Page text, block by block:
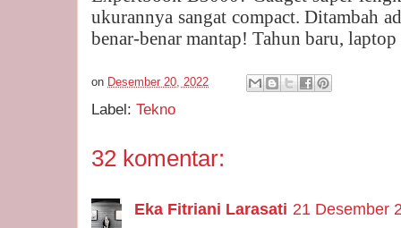
ukurannya sangat compact. Ditambah
benar-benar mantap! Tahun baru,
on Desember 20, 2022
Label: Tekno
32 komentar:
Eka Fitriani Larasati 21 Desember